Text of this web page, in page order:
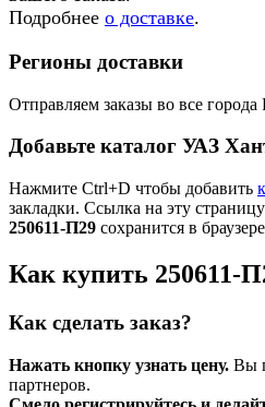
Подробнее о доставке.
Регионы доставки
Отправляем заказы во все
Добавьте каталог УАЗ
Нажмите Ctrl+D чтобы добавить
закладки. Ссылка на эту
250611-П29 сохранится в
Как купить 250611-
Как сделать заказ?
Нажать кнопку узнать цену. Вы
партнеров.